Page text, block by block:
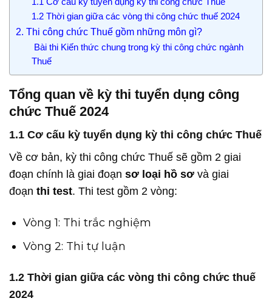
1.2 Thời gian giữa các vòng thi công chức thuế 2024
2. Thi công chức Thuế gồm những môn gì?
Bài thi Kiến thức chung trong kỳ thi công chức ngành
Thuế
Tổng quan về kỳ thi tuyển dụng công
chức Thuế 2024
1.1 Cơ cấu kỳ tuyển dụng kỳ thi công chức Thuế
Về cơ bản, kỳ thi công chức Thuế sẽ gồm 2 giai
đoạn chính là giai đoạn sơ loại hồ sơ và giai
đoạn thi test. Thi test gồm 2 vòng:
Vòng 1: Thi trắc nghiệm
Vòng 2: Thi tự luận
1.2 Thời gian giữa các vòng thi công chức thuế
2024